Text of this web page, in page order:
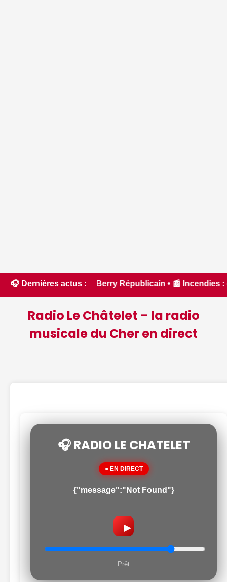
🎧 Dernières actus :
Républicain • 📰 Incendies : des pompiers
Radio Le Châtelet – la radio
musicale du Cher en direct
🎧 RADIO LE CHATELET
● EN DIRECT
{"message":"Not Found"}
▶
Prêt